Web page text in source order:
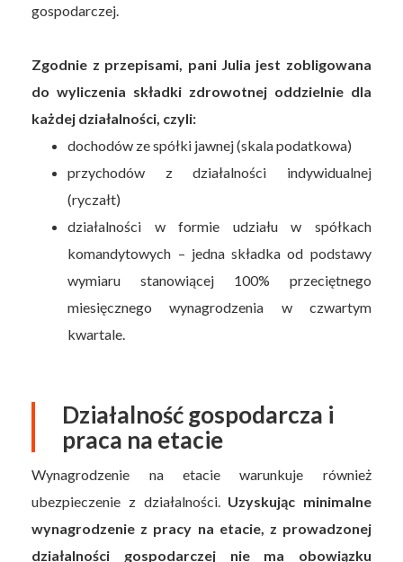
gospodarczej.
Zgodnie z przepisami, pani Julia jest zobligowana
do wyliczenia składki zdrowotnej oddzielnie dla
każdej działalności, czyli:
dochodów ze spółki jawnej (skala podatkowa)
przychodów z działalności indywidualnej
(ryczałt)
działalności w formie udziału w spółkach
komandytowych – jedna składka od podstawy
wymiaru stanowiącej 100% przeciętnego
miesięcznego wynagrodzenia w czwartym
kwartale.
Działalność gospodarcza i
praca na etacie
Wynagrodzenie na etacie warunkuje również
ubezpieczenie z działalności. Uzyskując minimalne
wynagrodzenie z pracy na etacie, z prowadzonej
działalności gospodarczej nie ma obowiązku